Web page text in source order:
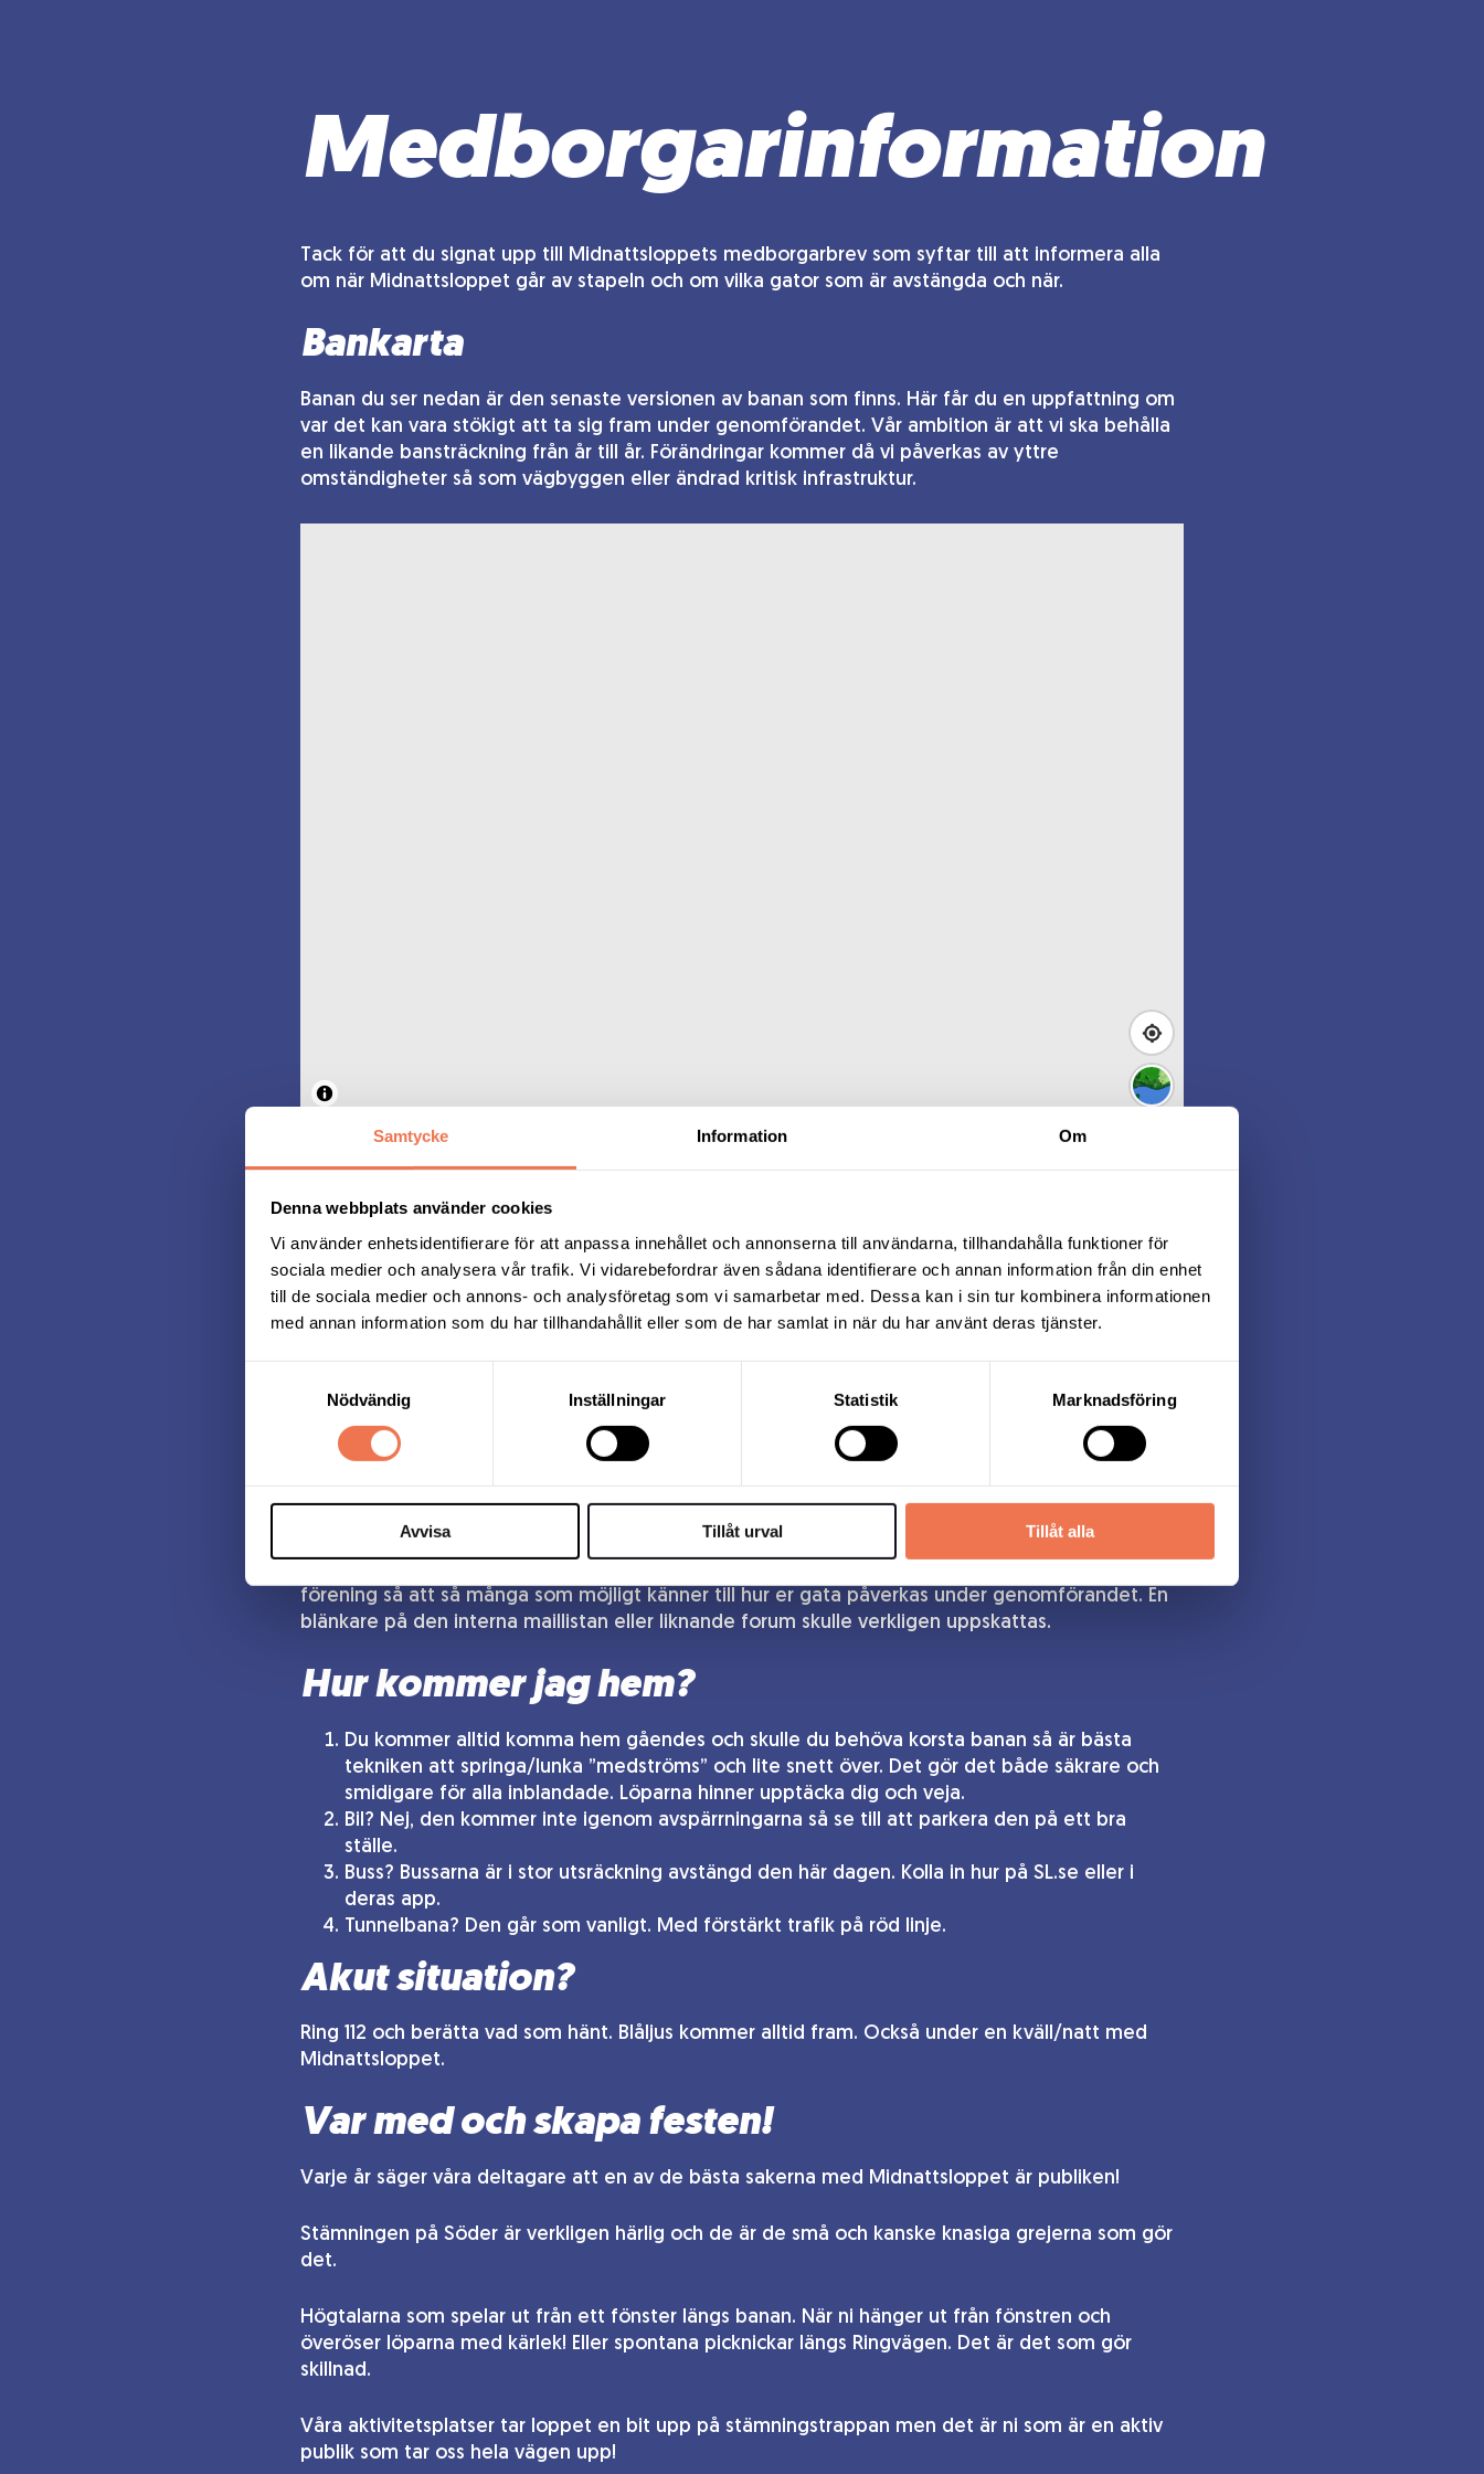
Samtycke Information Om
Denna webbplats använder cookies
Vi använder enhetsidentifierare för att anpassa innehållet och annonserna till användarna, tillhandahålla funktioner för
sociala medier och analysera vår trafik. Vi vidarebefordrar även sådana identifierare och annan information från din enhet
till de sociala medier och annons- och analysföretag som vi samarbetar med. Dessa kan i sin tur kombinera informationen
med annan information som du har tillhandahållit eller som de har samlat in när du har använt deras tjänster.
Nödvändig
Inställningar Statistik Marknadsföring
Avvisa Tillåt urval Tillåt alla
Medborgarinformation
Tack för att du signat upp till Midnattsloppets medborgarbrev som syftar till att informera alla
om när Midnattsloppet går av stapeln och om vilka gator som är avstängda och när.
Bankarta
Banan du ser nedan är den senaste versionen av banan som finns. Här får du en uppfattning om
var det kan vara stökigt att ta sig fram under genomförandet. Vår ambition är att vi ska behålla
en likande bansträckning från år till år. Förändringar kommer då vi påverkas av yttre
omständigheter så som vägbyggen eller ändrad kritisk infrastruktur.
Avspärrningskarta
stadsdelen kommer påverkas.
Klicka på länken här för att komma till avspärrningskartan
Sprid budskapet i din närhet.
förening så att så många som möjligt känner till hur er gata påverkas under genomförandet. En
blänkare på den interna maillistan eller liknande forum skulle verkligen uppskattas.
Hur kommer jag hem?
Du kommer alltid komma hem gåendes och skulle du behöva korsta banan så är bästa
tekniken att springa/lunka ”medströms” och lite snett över. Det gör det både säkrare och
smidigare för alla inblandade. Löparna hinner upptäcka dig och veja.
Bil? Nej, den kommer inte igenom avspärrningarna så se till att parkera den på ett bra
ställe.
Buss? Bussarna är i stor utsräckning avstängd den här dagen. Kolla in hur på SL.se eller i
deras app.
Tunnelbana? Den går som vanligt. Med förstärkt trafik på röd linje.
Akut situation?
Ring 112 och berätta vad som hänt. Blåljus kommer alltid fram. Också under en kväll/natt med
Midnattsloppet.
Var med och skapa festen!
Varje år säger våra deltagare att en av de bästa sakerna med Midnattsloppet är publiken!
Stämningen på Söder är verkligen härlig och de är de små och kanske knasiga grejerna som gör
det.
Högtalarna som spelar ut från ett fönster längs banan. När ni hänger ut från fönstren och
överöser löparna med kärlek! Eller spontana picknickar längs Ringvägen. Det är det som gör
skillnad.
Våra aktivitetsplatser tar loppet en bit upp på stämningstrappan men det är ni som är en aktiv
publik som tar oss hela vägen upp!